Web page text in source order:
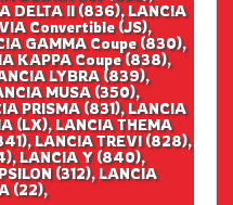
DELTA II (836), LANCIA
Convertible (JS),
GAMMA Coupe (830),
KAPPA Coupe (838),
LYBRA (839),
MUSA (350),
PRISMA (831), LANCIA
(LX), LANCIA THEMA
LANCIA TREVI (828),
LANCIA Y (840),
(312), LANCIA
(22),